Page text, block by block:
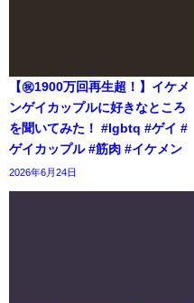
【㊗️1900万回再生超！】イケメ
ンゲイカップルに好きなところ
を聞いてみた！ #lgbtq #ゲイ #
ゲイカップル #筋肉 #イケメン
2026年6月24日